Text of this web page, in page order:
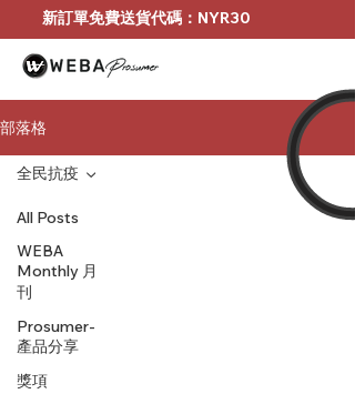
新訂單免費送貨代碼：NYR30
部落格
All Posts
WEBA
Monthly 月
刊
Prosumer-
產品分享
獎項
全民抗疫